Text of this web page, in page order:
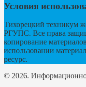
Условия
Тихорецкий техникум
РГУПС. Все права
копирование
использовании
ресурс.
© 2026.